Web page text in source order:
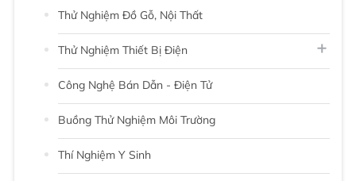
Thử Nghiệm Đồ Gỗ, Nội Thất
Thử Nghiệm Thiết Bị Điện
Công Nghệ Bán Dẫn - Điện Tử
Buồng Thử Nghiệm Môi Trường
Thí Nghiệm Y Sinh